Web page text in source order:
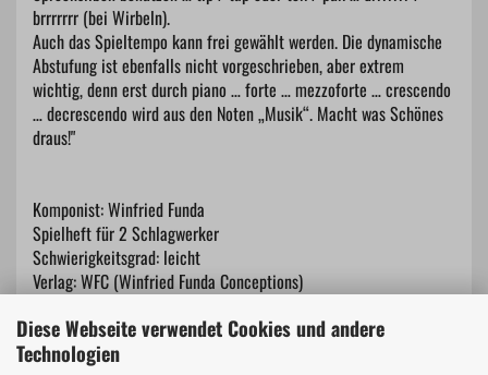
Diese Webseite verwendet Cookies und andere
Technologien
brrrrrrr (bei Wirbeln).
Auch das Spieltempo kann frei gewählt werden. Die dynamische
Abstufung ist ebenfalls nicht vorgeschrieben, aber extrem
wichtig, denn erst durch piano … forte … mezzoforte … crescendo
… decrescendo wird aus den Noten „Musik“. Macht was Schönes
draus!"
Komponist: Winfried Funda
Spielheft für 2 Schlagwerker
Schwierigkeitsgrad: leicht
Verlag: WFC (Winfried Funda Conceptions)